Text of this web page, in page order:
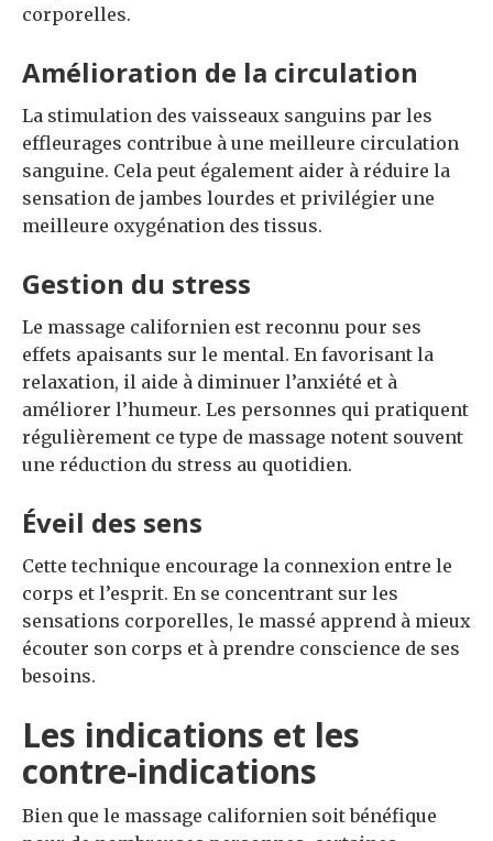
corporelles.
Amélioration de la circulation
La stimulation des vaisseaux sanguins par les
effleurages contribue à une meilleure circulation
sanguine. Cela peut également aider à réduire la
sensation de jambes lourdes et privilégier une
meilleure oxygénation des tissus.
Gestion du stress
Le massage californien est reconnu pour ses
effets apaisants sur le mental. En favorisant la
relaxation, il aide à diminuer l’anxiété et à
améliorer l’humeur. Les personnes qui pratiquent
régulièrement ce type de massage notent souvent
une réduction du stress au quotidien.
Éveil des sens
Cette technique encourage la connexion entre le
corps et l’esprit. En se concentrant sur les
sensations corporelles, le massé apprend à mieux
écouter son corps et à prendre conscience de ses
besoins.
Les indications et les
contre-indications
Bien que le massage californien soit bénéfique